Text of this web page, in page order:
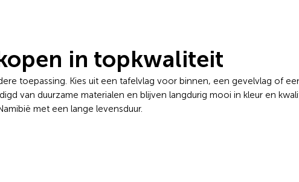
in topkwaliteit
toepassing. Kies uit een tafelvlag voor binnen, een gevelvlag of
van duurzame materialen en blijven langdurig mooi in kleur en
met een lange levensduur.